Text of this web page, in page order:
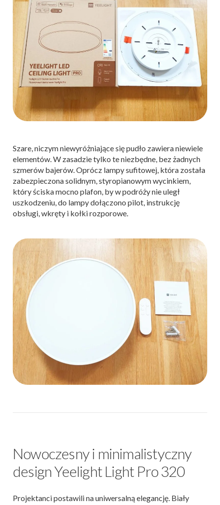
Szare, niczym niewyróżniające się pudło zawiera niewiele
elementów. W zasadzie tylko te niezbędne, bez żadnych
szmerów bajerów. Oprócz lampy sufitowej, która została
zabezpieczona solidnym, styropianowym wycinkiem,
który ściska mocno plafon, by w podróży nie uległ
uszkodzeniu, do lampy dołączono pilot, instrukcję
obsługi, wkręty i kołki rozporowe.
Nowoczesny i minimalistyczny
design Yeelight Light Pro 320
Projektanci postawili na uniwersalną elegancję. Biały